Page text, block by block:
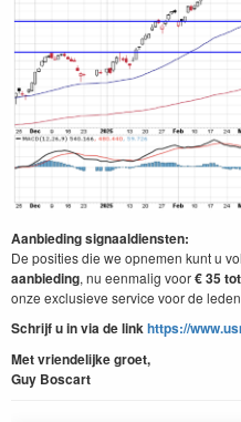
Aanbieding signaaldiensten:
De posities die we opnemen kunt u
aanbieding, nu eenmalig voor€ 35
onze exclusieve service voor de
Schrijf u in via de link https://
Met vriendelijke groet,
Guy Boscart